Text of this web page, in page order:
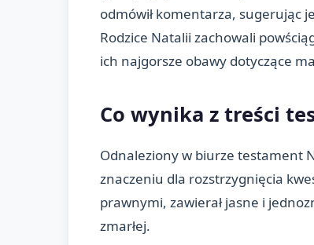
odmówił komentarza, sugerując
Rodzice Natalii zachowali
ich najgorsze obawy dotyczące
Co wynika z treści
Odnaleziony w biurze testament
znaczeniu dla rozstrzygnięcia
prawnymi, zawierał jasne i
zmarłej.